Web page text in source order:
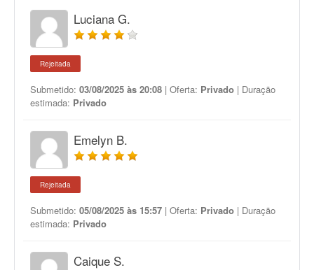
Luciana G.
Rejeitada
Submetido: 03/08/2025 às 20:08 | Oferta: Privado | Duração
estimada: Privado
Emelyn B.
Rejeitada
Submetido: 05/08/2025 às 15:57 | Oferta: Privado | Duração
estimada: Privado
Caique S.